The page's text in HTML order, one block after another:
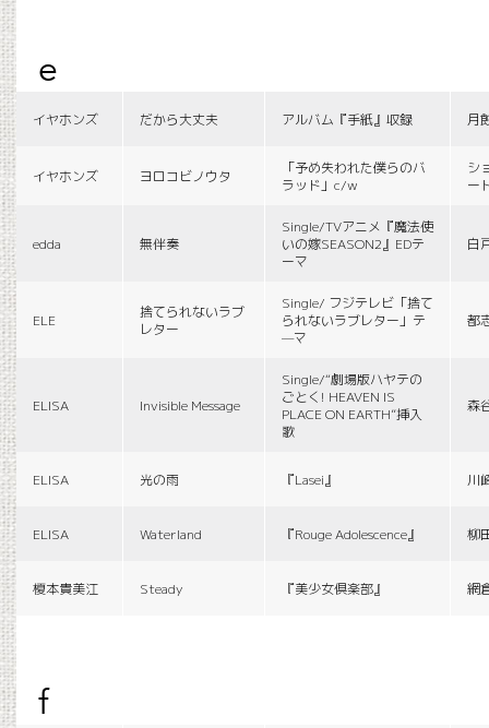
e
イヤホンズ だから大丈夫 アルバム『手紙』収録 月
イヤホンズ ヨロコビノウタ
「予め失われた僕らのバ
ラッド」c/w
シ
ー
edda 無伴奏
Single/TVアニメ『魔法使
いの嫁SEASON2』EDテ
ーマ
白
ELE
捨てられないラブ
レター
Single/ フジテレビ「捨て
られないラブレター」テ
—マ
都
ELISA Invisible Message
Single/“劇場版ハヤテの
ごとく! HEAVEN IS
PLACE ON EARTH”挿入
歌
森
ELISA 光の雨 『Lasei』 川
ELISA Waterland 『Rouge Adolescence』 柳
榎本貴美江 Steady 『美少女倶楽部』 網
f